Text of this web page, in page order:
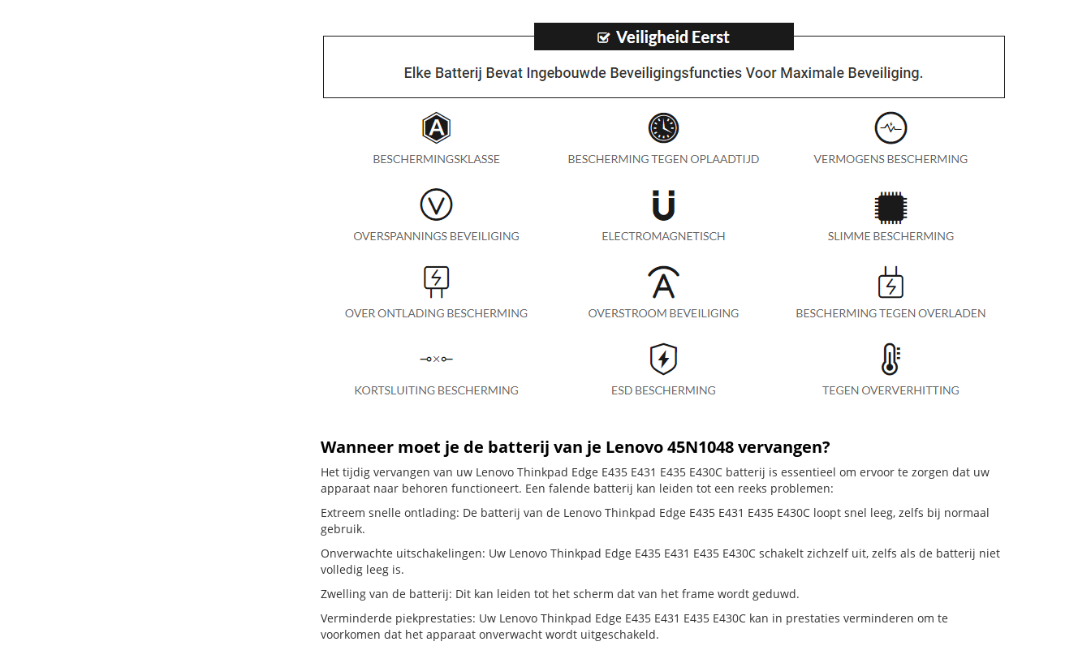
Wanneer moet je de batterij van je Lenovo 45N1048 vervangen?
Het tijdig vervangen van uw Lenovo Thinkpad Edge E435 E431 E435 E430C batterij is essentieel om ervoor te zorgen dat uw
apparaat naar behoren functioneert. Een falende batterij kan leiden tot een reeks problemen:
Extreem snelle ontlading: De batterij van de Lenovo Thinkpad Edge E435 E431 E435 E430C loopt snel leeg, zelfs bij normaal
gebruik.
Onverwachte uitschakelingen: Uw Lenovo Thinkpad Edge E435 E431 E435 E430C schakelt zichzelf uit, zelfs als de batterij niet
volledig leeg is.
Zwelling van de batterij: Dit kan leiden tot het scherm dat van het frame wordt geduwd.
Verminderde piekprestaties: Uw Lenovo Thinkpad Edge E435 E431 E435 E430C kan in prestaties verminderen om te
voorkomen dat het apparaat onverwacht wordt uitgeschakeld.